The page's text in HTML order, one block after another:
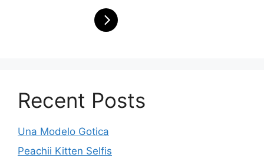
Recent Posts
Una Modelo Gotica
Peachii Kitten Selfis